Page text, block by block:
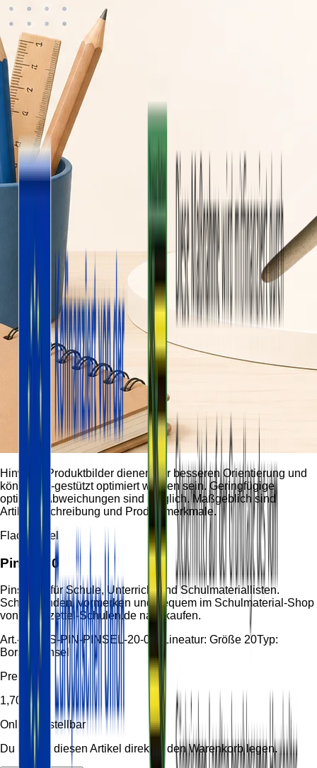
Hinweis:
Produktbilder dienen der besseren Orientierung und
können KI-gestützt optimiert worden sein. Geringfügige
optische Abweichungen sind möglich. Maßgeblich sind
Artikelbeschreibung und Produktmerkmale.
Flachpinsel
Pinsel 20
Pinsel 20 für Schule, Unterricht und Schulmateriallisten.
Schnell finden, vormerken und bequem im Schulmaterial-Shop
von Handzettel-Schulen.de nachkaufen.
Art.-Nr.: HS-PIN-PINSEL-20-001 Lineatur: Größe 20Typ:
Borstenpinsel
Preis
1,70 €
Online bestellbar
Du kannst diesen Artikel direkt in den Warenkorb legen.